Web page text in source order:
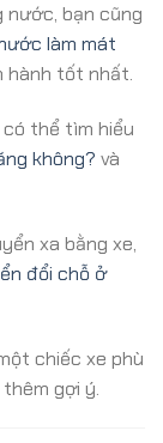
nước, bạn cũng
làm mát
hành tốt nhất.
thể tìm hiểu
không? và
xa bằng xe,
đổi chỗ ở
chiếc xe phù
gợi ý.